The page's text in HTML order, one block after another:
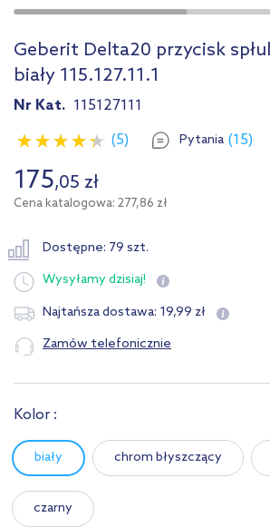
Geberit Delta20 przycisk
biały 115.127.11.1
Nr Kat. 115127111
(5)
Pytania (15)
175,05 zł
Cena katalogowa: 277,86 zł
Dostępne: 79 szt.
Wysyłamydzisiaj!
Najtańsza dostawa: 19,99 zł
Zamów telefonicznie
Kolor :
biały chrom błyszczący
czarny